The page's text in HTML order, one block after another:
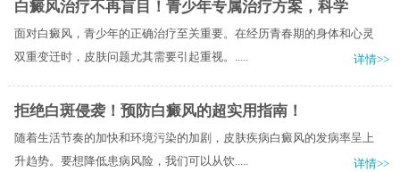
白癜风治疗不再盲目！青少年专属治疗方案，科学
面对白癜风，青少年的正确治疗至关重要。在经历青春期的身体和心灵
双重变迁时，皮肤问题尤其需要引起重视。.....
详情>>
拒绝白斑侵袭！预防白癜风的超实用指南！
随着生活节奏的加快和环境污染的加剧，皮肤疾病白癜风的发病率呈上
升趋势。要想降低患病风险，我们可以从饮.....
详情>>